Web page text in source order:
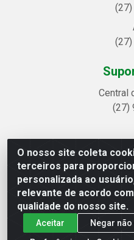
O nosso site coleta
terceiros para
personalizada ao
relevante de acordo
qualidade do nosso site.
Aceitar
Negar
Central
(27)
Linhavix Distribuidora
Quadra314 Lote 05 e
29.901-605 -